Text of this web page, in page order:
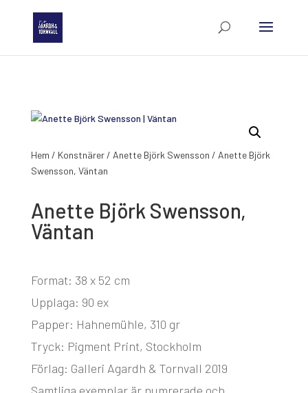
Hem / Konstnärer/ Anette Björk Swensson / Anette Björk
Swensson, Väntan
Anette Björk Swensson,
Väntan
Format: 38 x 52 cm
Upplaga: 90 ex
Papper: Hahnemühle, 310 gr
Tryck: Pigment Print, Stockholm
Förlag: Galleri Agardh & Tornvall 2019